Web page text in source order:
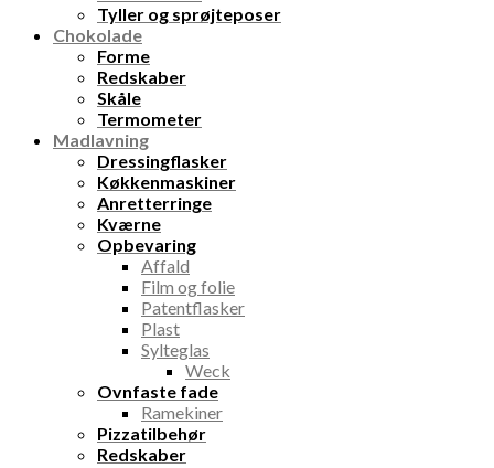
Tyller og sprøjteposer
Chokolade
Forme
Redskaber
Skåle
Termometer
Madlavning
Dressingflasker
Køkkenmaskiner
Anretterringe
Kværne
Opbevaring
Affald
Film og folie
Patentflasker
Plast
Sylteglas
Weck
Ovnfaste fade
Ramekiner
Pizzatilbehør
Redskaber